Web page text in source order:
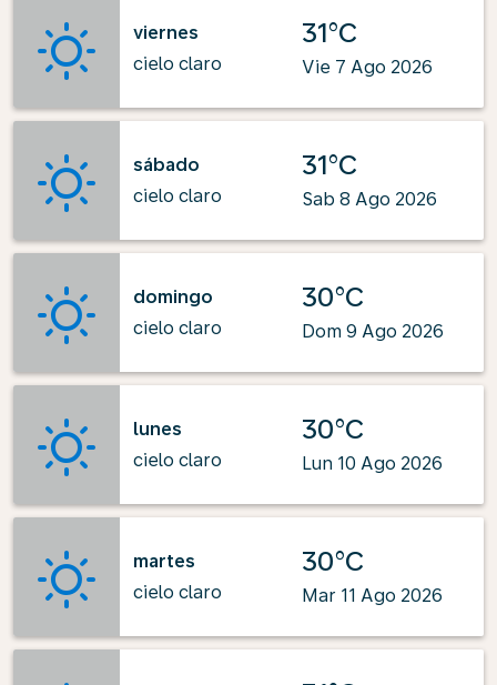
viernes
cielo claro
31°C
Vie 7 Ago 2026
sábado
cielo claro
31°C
Sab 8 Ago 2026
domingo
cielo claro
30°C
Dom 9 Ago 2026
lunes
cielo claro
30°C
Lun 10 Ago 2026
martes
cielo claro
30°C
Mar 11 Ago 2026